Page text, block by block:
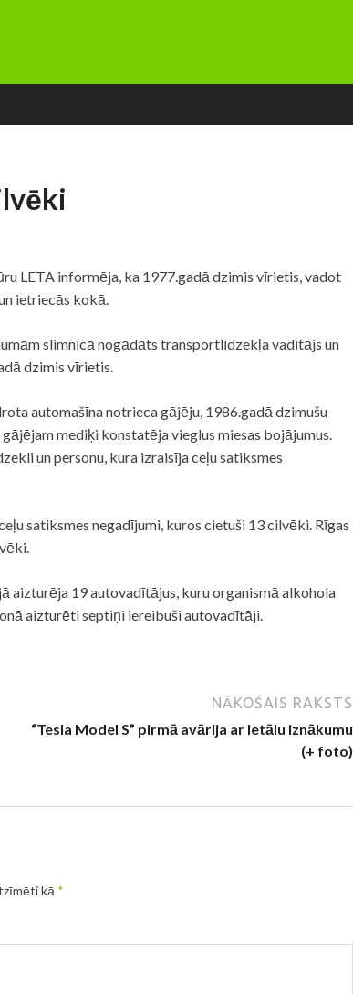
LETA informēja, ka 1977.gadā dzimis vīrietis, vadot
ietriecās kokā.
slimnīcā nogādāts transportlīdzekļa vadītājs un
dzimis vīrietis.
automašīna notrieca gājēju, 1986.gadā dzimušu
mediķi konstatēja vieglus miesas bojājumus.
un personu, kura izraisīja ceļu satiksmes
satiksmes negadījumi, kuros cietuši 13 cilvēki. Rīgas
aizturēja 19 autovadītājus, kuru organismā alkohola
aizturēti septiņi iereibuši autovadītāji.
NĀKOŠAIS RAKSTS
“Tesla Model S” pirmā avārija ar letālu iznākumu
(+ foto)
kā *